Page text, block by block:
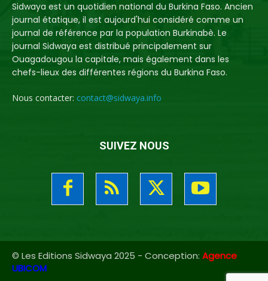
Sidwaya est un quotidien national du Burkina Faso. Ancien
journal étatique, il est aujourd'hui considéré comme un
journal de référence par la population Burkinabè. Le
journal Sidwaya est distribué principalement sur
Ouagadougou la capitale, mais également dans les
chefs-lieux des différentes régions du Burkina Faso.
Nous contacter: contact@sidwaya.info
SUIVEZ NOUS
© Les Editions Sidwaya 2025 - Conception: Agence
UBICOM